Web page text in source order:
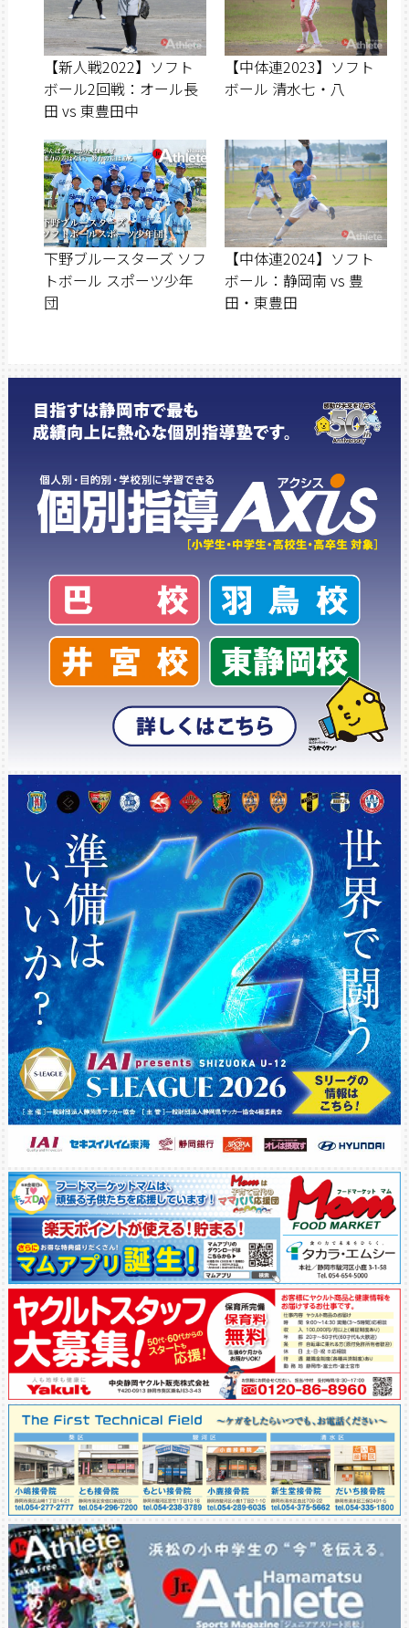
【新人戦2022】ソフト
ボール2回戦：オール長
田 vs 東豊田中
【中体連2023】ソフト
ボール 清水七・八
下野ブルースターズ ソフ
トボール スポーツ少年
団
【中体連2024】ソフト
ボール：静岡南 vs 豊
田・東豊田